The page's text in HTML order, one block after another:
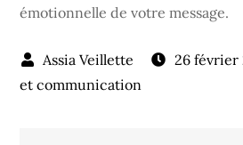
émotionnelle de votre message.
26 février
et communication